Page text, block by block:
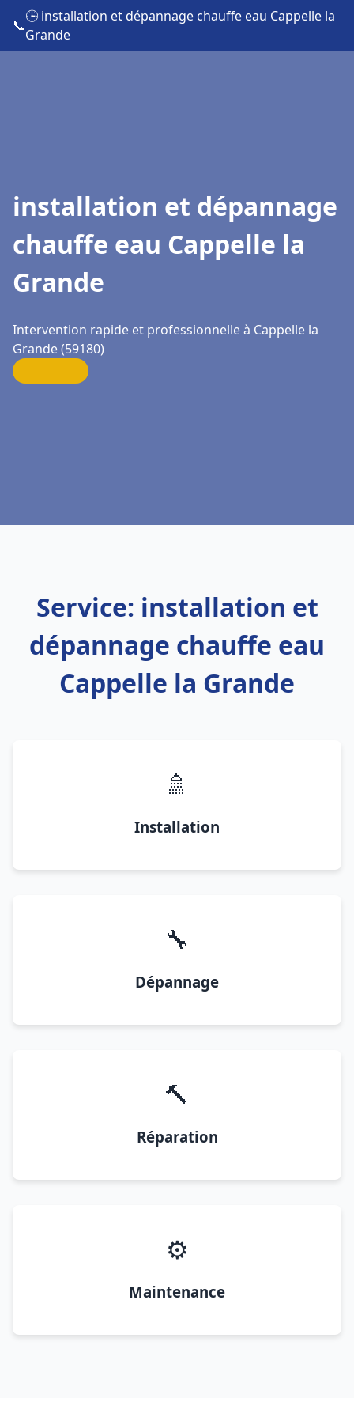
📞
🕒 installation et dépannage chauffe eau Cappelle la
Grande
installation et dépannage
chauffe eau Cappelle la
Grande
Intervention rapide et professionnelle à Cappelle la
Grande (59180)
Service: installation et
dépannage chauffe eau
Cappelle la Grande
🚿
Installation
🔧
Dépannage
🔨
Réparation
⚙️
Maintenance